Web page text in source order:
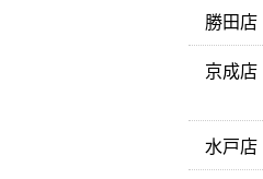
勝田店
京成店
水戸店